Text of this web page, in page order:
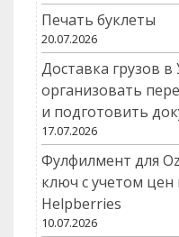
Печать буклеты
20.07.2026
Доставка грузов в
организовать
и подготовить
17.07.2026
Фулфилмент для
ключ с учетом
Helpberries
10.07.2026